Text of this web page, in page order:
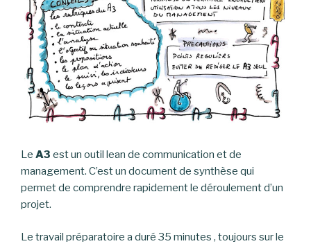
Le A3 est un outil lean de communication et de
management. C’est un document de synthèse qui
permet de comprendre rapidement le déroulement d’un
projet.
Le travail préparatoire a duré 35 minutes , toujours sur le